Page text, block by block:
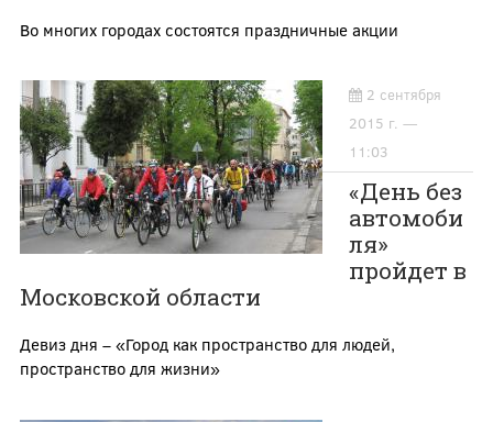
Во многих городах состоятся праздничные акции
2 сентября
2015 г. —
11:03
«День без
автомоби
ля»
пройдет в
Московской области
Девиз дня – «Город как пространство для людей,
пространство для жизни»